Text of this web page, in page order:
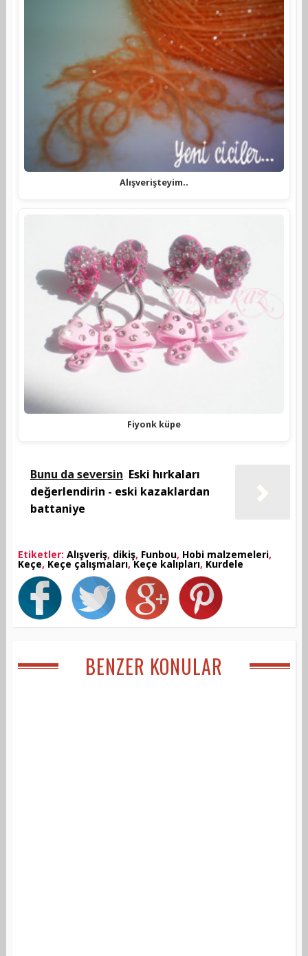
Alışverişteyim..
Fiyonk küpe
Bunu da seversin Eski hırkaları
değerlendirin - eski kazaklardan
battaniye
Etiketler: Alışveriş, dikiş, Funbou, Hobi malzemeleri,
Keçe, Keçe çalışmaları,Keçe kalıpları, Kurdele
BENZER KONULAR